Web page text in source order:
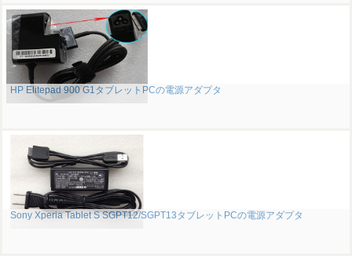
HP Elitepad 900 G1タブレットPCの電源アダプタ
Sony Xperia Tablet S SGPT12/SGPT13タブレットPCの電源アダプタ